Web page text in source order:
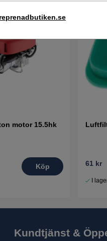
motor 15.5hk
Köp 61 kr
I
Kundtjänst &